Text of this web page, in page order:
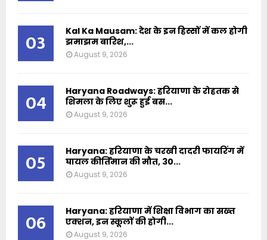
03
Kal Ka Mausam: देश के इन हिस्सों में कल होगी
झमाझम बारिश,...
August 9, 2026
04
Haryana Roadways: हरियाणा के रोहतक से
शिमला के लिए शुरू हुई बस...
August 9, 2026
05
Haryana: हरियाणा के चरखी दादरी फायरिंग में
घायल कीर्तिमान की मौत, 30...
August 9, 2026
06
Haryana: हरियाणा में शिक्षा विभाग का सख्त
एक्शन, इन स्कूलों की होगी...
August 9, 2026